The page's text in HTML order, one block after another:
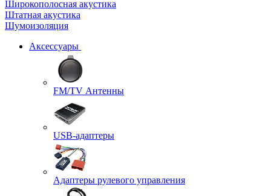
Широкополосная акустика
Штатная акустика
Шумоизоляция
Аксессуары
FM/TV Антенны
USB-адаптеры
Адаптеры рулевого управления